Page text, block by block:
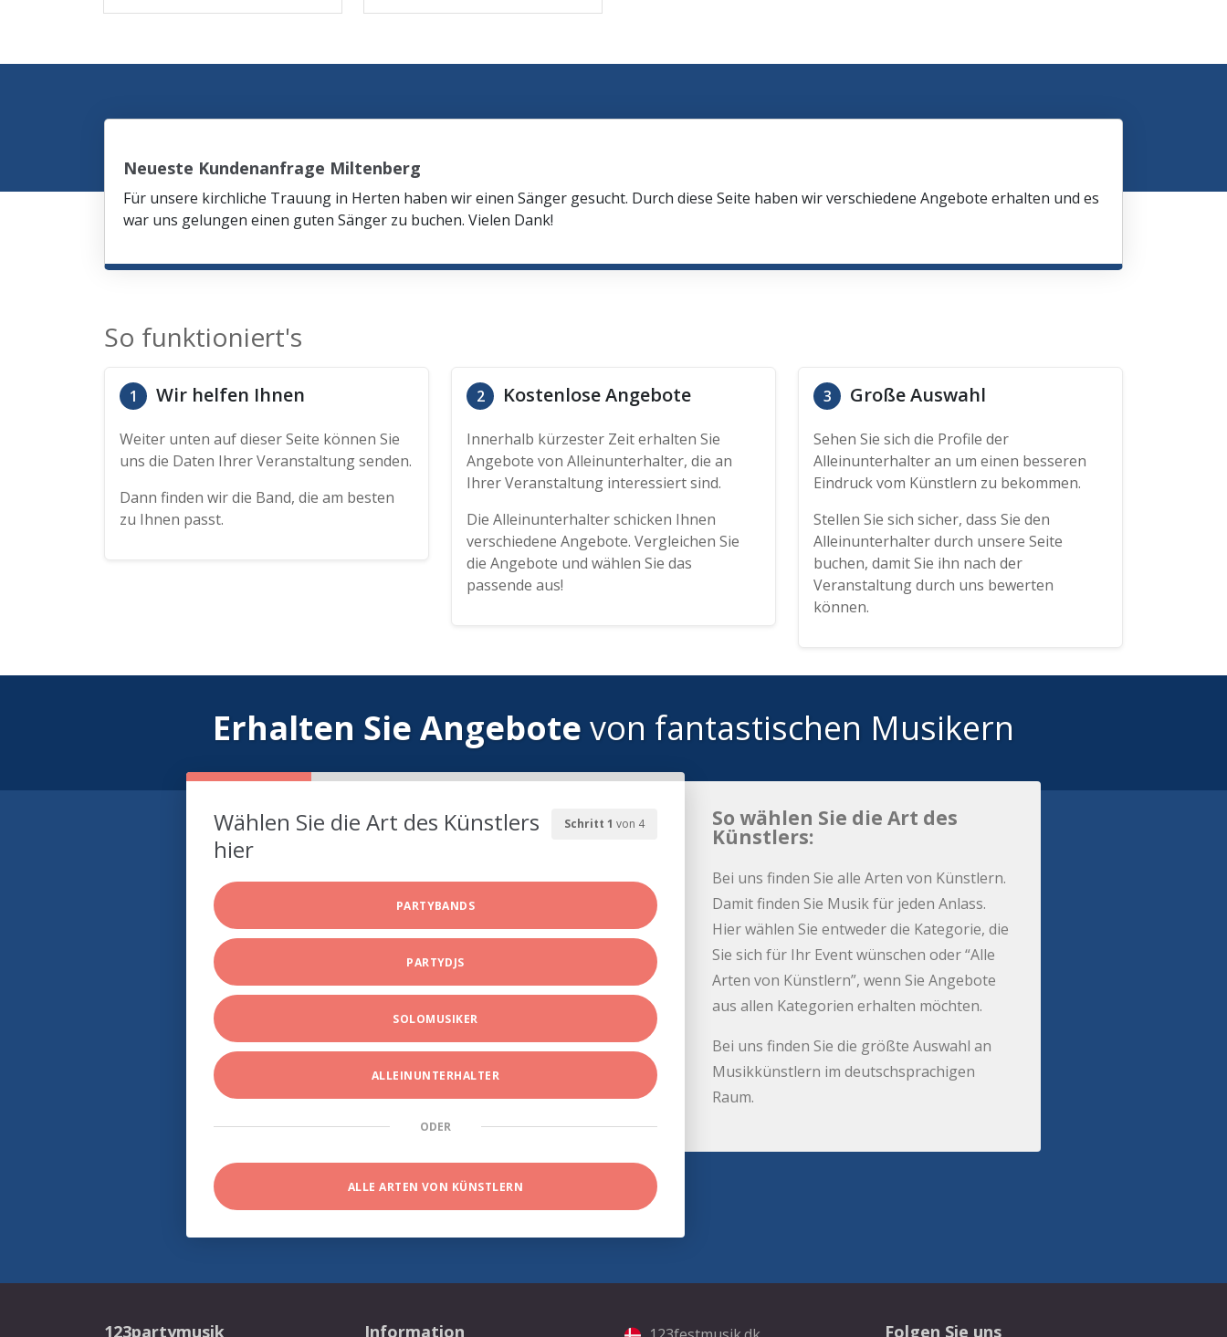
Neueste Kundenanfrage Miltenberg
Für unsere kirchliche Trauung in Herten haben wir einen Sänger gesucht. Durch diese Seite haben wir verschiedene Angebote erhalten und es
war uns gelungen einen guten Sänger zu buchen. Vielen Dank!
So funktioniert's
1 Wir helfen Ihnen
Weiter unten auf dieser Seite können Sie
uns die Daten Ihrer Veranstaltung senden.
Dann finden wir die Band, die am besten
zu Ihnen passt.
2 Kostenlose Angebote
Innerhalb kürzester Zeit erhalten Sie
Angebote von Alleinunterhalter, die an
Ihrer Veranstaltung interessiert sind.
Die Alleinunterhalter schicken Ihnen
verschiedene Angebote. Vergleichen Sie
die Angebote und wählen Sie das
passende aus!
3 Große Auswahl
Sehen Sie sich die Profile der
Alleinunterhalter an um einen besseren
Eindruck vom Künstlern zu bekommen.
Stellen Sie sich sicher, dass Sie den
Alleinunterhalter durch unsere Seite
buchen, damit Sie ihn nach der
Veranstaltung durch uns bewerten
können.
Erhalten Sie Angebote von fantastischen Musikern
Schritt 1 von 4
Wählen Sie die Art des Künstlers
hier
PARTYBANDS
PARTYDJS
SOLOMUSIKER
ALLEINUNTERHALTER
ODER
ALLE ARTEN VON KÜNSTLERN
So wählen Sie die Art des
Künstlers:
Bei uns finden Sie alle Arten von Künstlern.
Damit finden Sie Musik für jeden Anlass.
Hier wählen Sie entweder die Kategorie, die
Sie sich für Ihr Event wünschen oder “Alle
Arten von Künstlern”, wenn Sie Angebote
aus allen Kategorien erhalten möchten.
Bei uns finden Sie die größte Auswahl an
Musikkünstlern im deutschsprachigen
Raum.
123partymusik Information Folgen Sie uns